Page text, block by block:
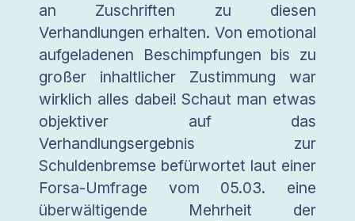
an Zuschriften zu diesen
Verhandlungen erhalten. Von emotional
aufgeladenen Beschimpfungen bis zu
großer inhaltlicher Zustimmung war
wirklich alles dabei! Schaut man etwas
objektiver auf das
Verhandlungsergebnis zur
Schuldenbremse befürwortet laut einer
Forsa-Umfrage vom 05.03. eine
überwältigende Mehrheit der